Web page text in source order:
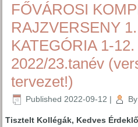
FŐVÁROSI
RAJZVERSENY
KATEGÓRIA 1-
2022/23.tanév
tervezet!)
Published 2022-09-12 | By
Tisztelt Kollégák, Kedves